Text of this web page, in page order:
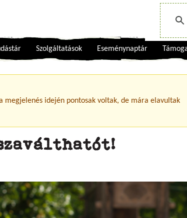
Szolgáltatások Eseménynaptár
megjelenés idején pontosak voltak, de mára elavultak